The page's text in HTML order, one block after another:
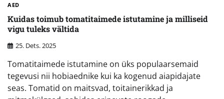
AED
Kuidas toimub tomatitaimede istutamine ja milliseid
vigu tuleks vältida
25. Dets. 2025
Tomatitaimede istutamine on üks populaarsemaid
tegevusi nii hobiaednike kui ka kogenud aiapidajate
seas. Tomatid on maitsvad, toitainerikkad ja